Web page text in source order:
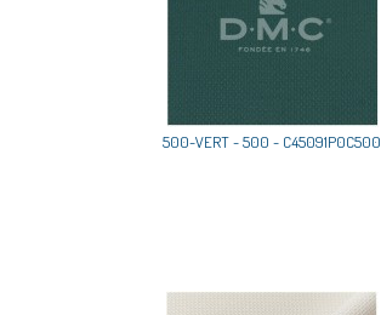
500-VERT - 500 - C45091P0C500